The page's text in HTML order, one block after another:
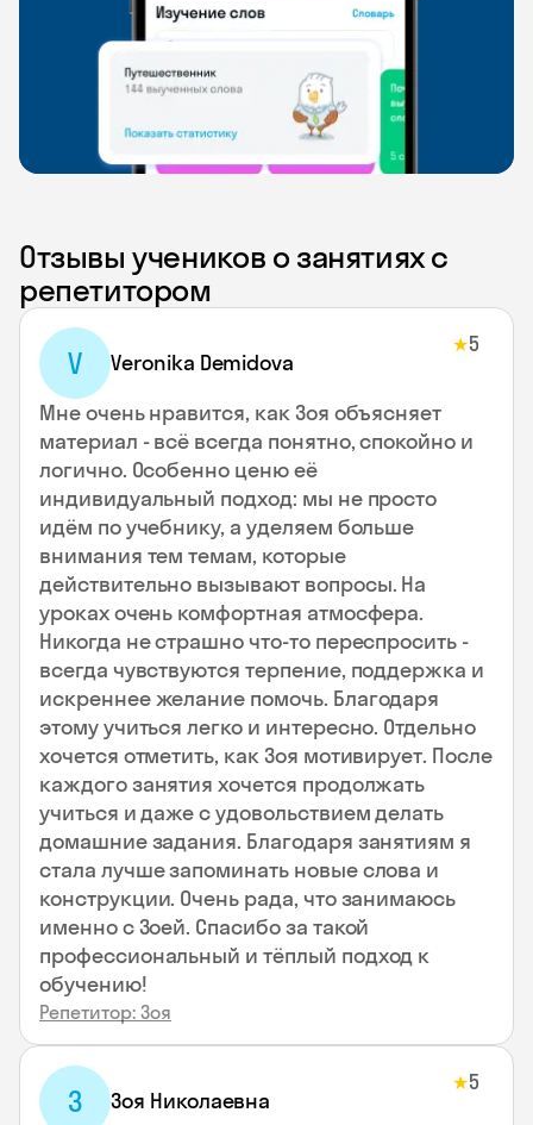
Отзывы учеников о занятиях с
репетитором
V Veronika Demidova
★5
Мне очень нравится, как Зоя объясняет
материал - всё всегда понятно, спокойно и
логично. Особенно ценю её
индивидуальный подход: мы не просто
идём по учебнику, а уделяем больше
внимания тем темам, которые
действительно вызывают вопросы. На
уроках очень комфортная атмосфера.
Никогда не страшно что-то переспросить -
всегда чувствуются терпение, поддержка и
искреннее желание помочь. Благодаря
этому учиться легко и интересно. Отдельно
хочется отметить, как Зоя мотивирует. После
каждого занятия хочется продолжать
учиться и даже с удовольствием делать
домашние задания. Благодаря занятиям я
стала лучше запоминать новые слова и
конструкции. Очень рада, что занимаюсь
именно с Зоей. Спасибо за такой
профессиональный и тёплый подход к
обучению!
Репетитор: Зоя
З Зоя Николаевна
★5